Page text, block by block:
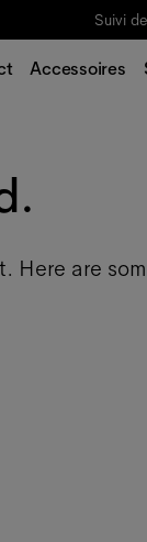
Suivi
Accessoires
Here are